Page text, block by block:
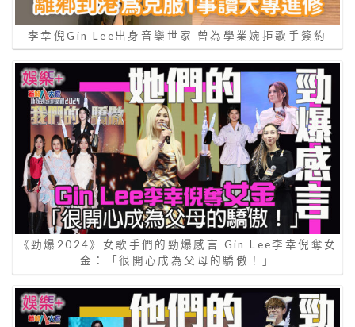
李幸倪Gin Lee出身音樂世家 曾為學業婉拒歌手簽約
《勁爆2024》女歌手們的勁爆感言 Gin Lee李幸倪奪女
金：「很開心成為父母的驕傲！」